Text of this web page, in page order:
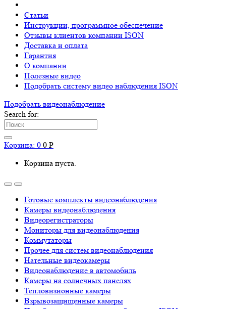
Статьи
Инструкции, программное обеспечение
Отзывы клиентов компании ISON
Доставка и оплата
Гарантия
О компании
Полезные видео
Подобрать систему видео наблюдения ISON
Подобрать видеонаблюдениe
Search for:
Корзина: 0 0 Р
Корзина пуста.
Готовые комплекты видеонаблюдения
Камеры видеонаблюдения
Видеорегистраторы
Мониторы для видеонаблюдения
Коммутаторы
Прочее для систем видеонаблюдения
Нательные видеокамеры
Видеонаблюдение в автомобиль
Камеры на солнечных панелях
Тепловизионные камеры
Взрывозащищенные камеры